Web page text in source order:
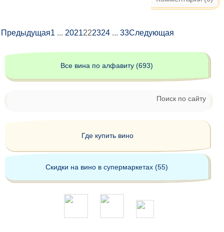
Предыдущая1 ... 2021222324 ... 33Следующая
Все вина по алфавиту (693)
Поиск по сайту
Где купить вино
Скидки на вино в супермаркетах (55)